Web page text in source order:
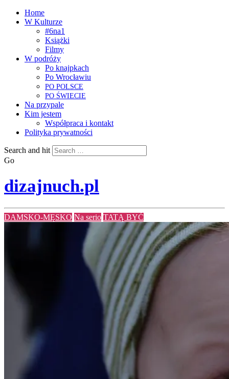
Home
W Kulturze
#6na1
Książki
Filmy
W podróży
Po knajpkach
Po Wrocławiu
PO POLSCE
PO ŚWIECIE
Na przypale
Kim jestem
Współpraca i kontakt
Polityka prywatności
Search and hit
Go
dizajnuch.pl
DAMSKO-MĘSKO Na serio TATĄ BYĆ